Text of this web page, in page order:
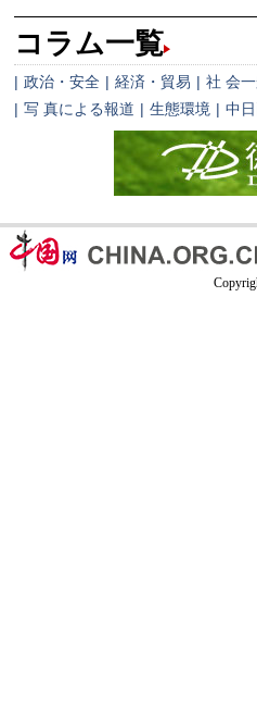
コラム一覧
| 政治・安全 | 経済・貿易 | 社 会
| 写 真による報道 | 生態環境 | 中